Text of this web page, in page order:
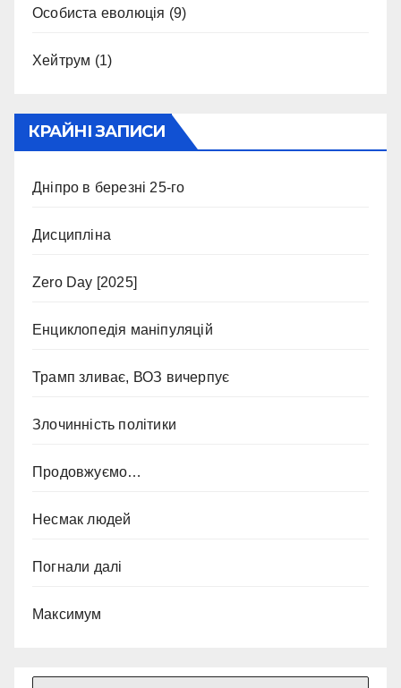
Особиста еволюція (9)
Хейтрум (1)
КРАЙНІ ЗАПИСИ
Дніпро в березні 25-го
Дисципліна
Zero Day [2025]
Енциклопедія маніпуляцій
Трамп зливає, ВОЗ вичерпує
Злочинність політики
Продовжуємо…
Несмак людей
Погнали далі
Максимум